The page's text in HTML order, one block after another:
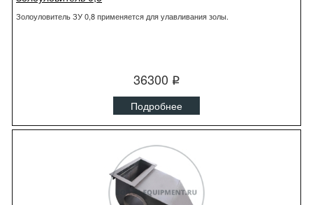
Золоуловитель ЗУ 0,8 применяется для улавливания золы.
36300 q
Подробнее